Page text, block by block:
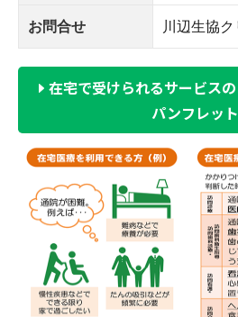
お問合せ 川辺生協
在宅で受けられるサービス
パンフレット